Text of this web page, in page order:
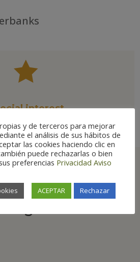

interest
to see in
y de terceros para mejorar
el análisis de sus hábitos de
las cookies haciendo clic en
puede rechazarlas o bien
preferencias Privacidad Aviso
ACEPTAR Rechazar